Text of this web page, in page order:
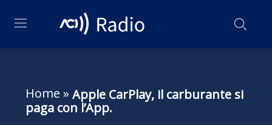
Home » Apple CarPlay, il carburante si
paga con l’App.